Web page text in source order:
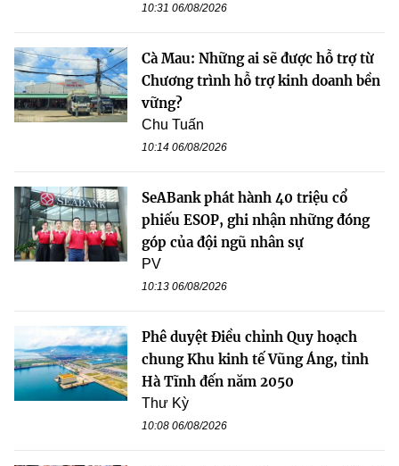
10:31 06/08/2026
Cà Mau: Những ai sẽ được hỗ trợ từ
Chương trình hỗ trợ kinh doanh bền
vững?
Chu Tuấn
10:14 06/08/2026
SeABank phát hành 40 triệu cổ
phiếu ESOP, ghi nhận những đóng
góp của đội ngũ nhân sự
PV
10:13 06/08/2026
Phê duyệt Điều chỉnh Quy hoạch
chung Khu kinh tế Vũng Áng, tỉnh
Hà Tĩnh đến năm 2050
Thư Kỳ
10:08 06/08/2026